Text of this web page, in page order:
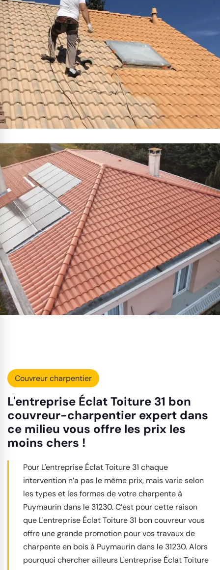
Couvreur charpentier
L'entreprise Éclat Toiture 31 bon
couvreur-charpentier expert dans
ce milieu vous offre les prix les
moins chers !
Pour L'entreprise Éclat Toiture 31 chaque
intervention n’a pas le même prix, mais varie selon
les types et les formes de votre charpente à
Puymaurin dans le 31230. C’est pour cette raison
que L'entreprise Éclat Toiture 31 bon couvreur vous
offre une grande promotion pour vos travaux de
charpente en bois à Puymaurin dans le 31230. Alors
pourquoi chercher ailleurs L'entreprise Éclat Toiture